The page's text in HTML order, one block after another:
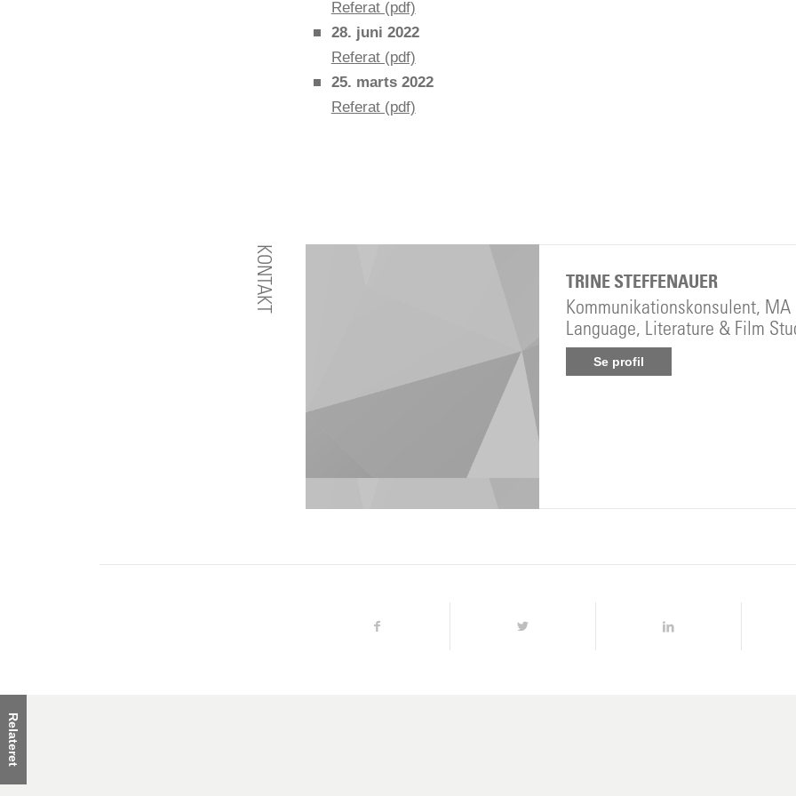
Referat (pdf)
28. juni 2022
Referat (pdf)
25. marts 2022
Referat (pdf)
KONTAKT TRINE STEFFENAUER
Kommunikationskonsulent, MA
Language, Literature & Film
Se profil
Relateret